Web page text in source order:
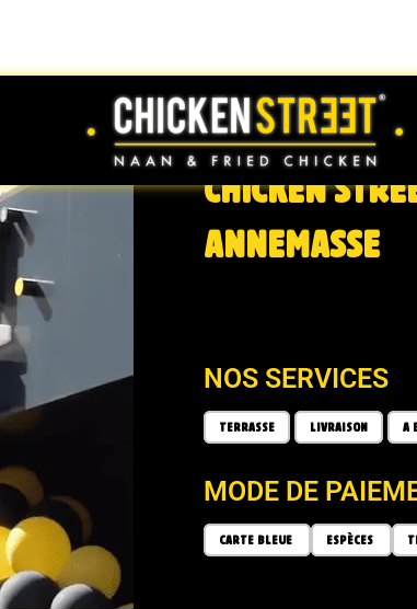
CHICKEN
ANNEMASSE
NOS SERVICES
TERRASSE LIVRAISON A
MODE DE
CARTE BLEUE ESPÈCES